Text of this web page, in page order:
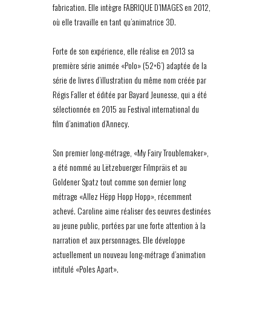
fabrication. Elle intègre FABRIQUE D’IMAGES en 2012,
où elle travaille en tant qu’animatrice 3D.
Forte de son expérience, elle réalise en 2013 sa
première série animée «Polo» (52×6’) adaptée de la
série de livres d’illustration du même nom créée par
Régis Faller et éditée par Bayard Jeunesse, qui a été
sélectionnée en 2015 au Festival international du
film d’animation d’Annecy.
Son premier long-métrage, «My Fairy Troublemaker»,
a été nommé au Lëtzebuerger Filmpräis et au
Goldener Spatz tout comme son dernier long
métrage «Allez Hëpp Hopp Hopp», récemment
achevé. Caroline aime réaliser des oeuvres destinées
au jeune public, portées par une forte attention à la
narration et aux personnages. Elle développe
actuellement un nouveau long-métrage d’animation
intitulé «Poles Apart».